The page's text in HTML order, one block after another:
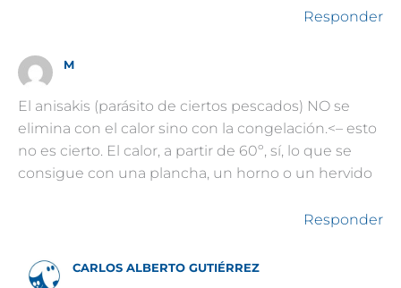
Responder
M
El anisakis (parásito de ciertos pescados) NO se
elimina con el calor sino con la congelación.<– esto
no es cierto. El calor, a partir de 60º, sí, lo que se
consigue con una plancha, un horno o un hervido
Responder
CARLOS ALBERTO GUTIÉRREZ